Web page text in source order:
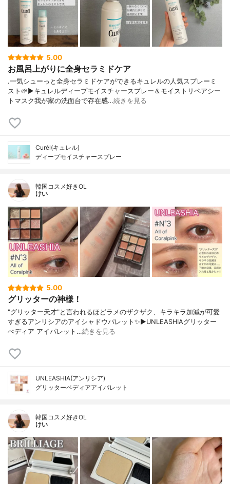
5.00
お風呂上がりに全身セラミドケア
.一気シューっと全身セラミドケアができるキュレルの人気スプレーミ
スト🌱▶︎キュレルディープモイスチャースプレー＆モイストリペアシー
トマスク我が家の洗面台で存在感…続きを見る
Curél(キュレル)
ディープモイスチャースプレー
韓国コスメ好きOL
けい
5.00
グリッターの神様！
"グリッター天才"と言われるほどラメのザクザク、キラキラ加減が可愛
すぎるアンリシアのアイシャドウパレット✨▶︎UNLEASHIAグリッター
ぺディア アイパレット…続きを見る
UNLEASHIA(アンリシア)
グリッターペディアアイパレット
韓国コスメ好きOL
けい